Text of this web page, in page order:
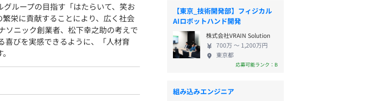
ループの目指す「はたらいて、笑お
栄に貢献することにより、広く社会
ソニック創業者、松下幸之助の考えで
喜びを実感できるように、「人材育
【東京_技術開発部】フィジカル
AIロボットハンド開発
株式会社VRAIN Solution
700万 〜 1,200万円
東京都
応募可能ランク：B
組み込みエンジニア